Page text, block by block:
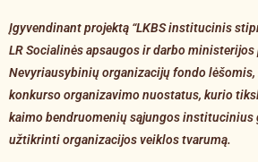
Įgyvendinant projektą “LKBS institucinis
LR Socialinės apsaugos ir darbo
Nevyriausybinių organizacijų fondo
konkurso organizavimo nuostatus, kurio
kaimo bendruomenių sąjungos institucinius
užtikrinti organizacijos veiklos tvarumą.